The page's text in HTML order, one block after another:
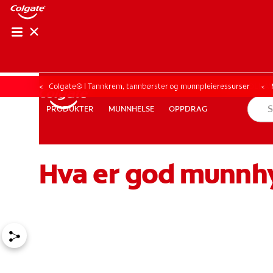
PRODUKTER MUNNHELSE OPPDRAG
FOR FAGFOLK NO (NB) REGISTRER DEG
PRODUKTER MUNNHELSE OPPDRAG
KONTROLL
Colgate® | Tannkrem, tannbørster og munnpleieressurser
Hva er god